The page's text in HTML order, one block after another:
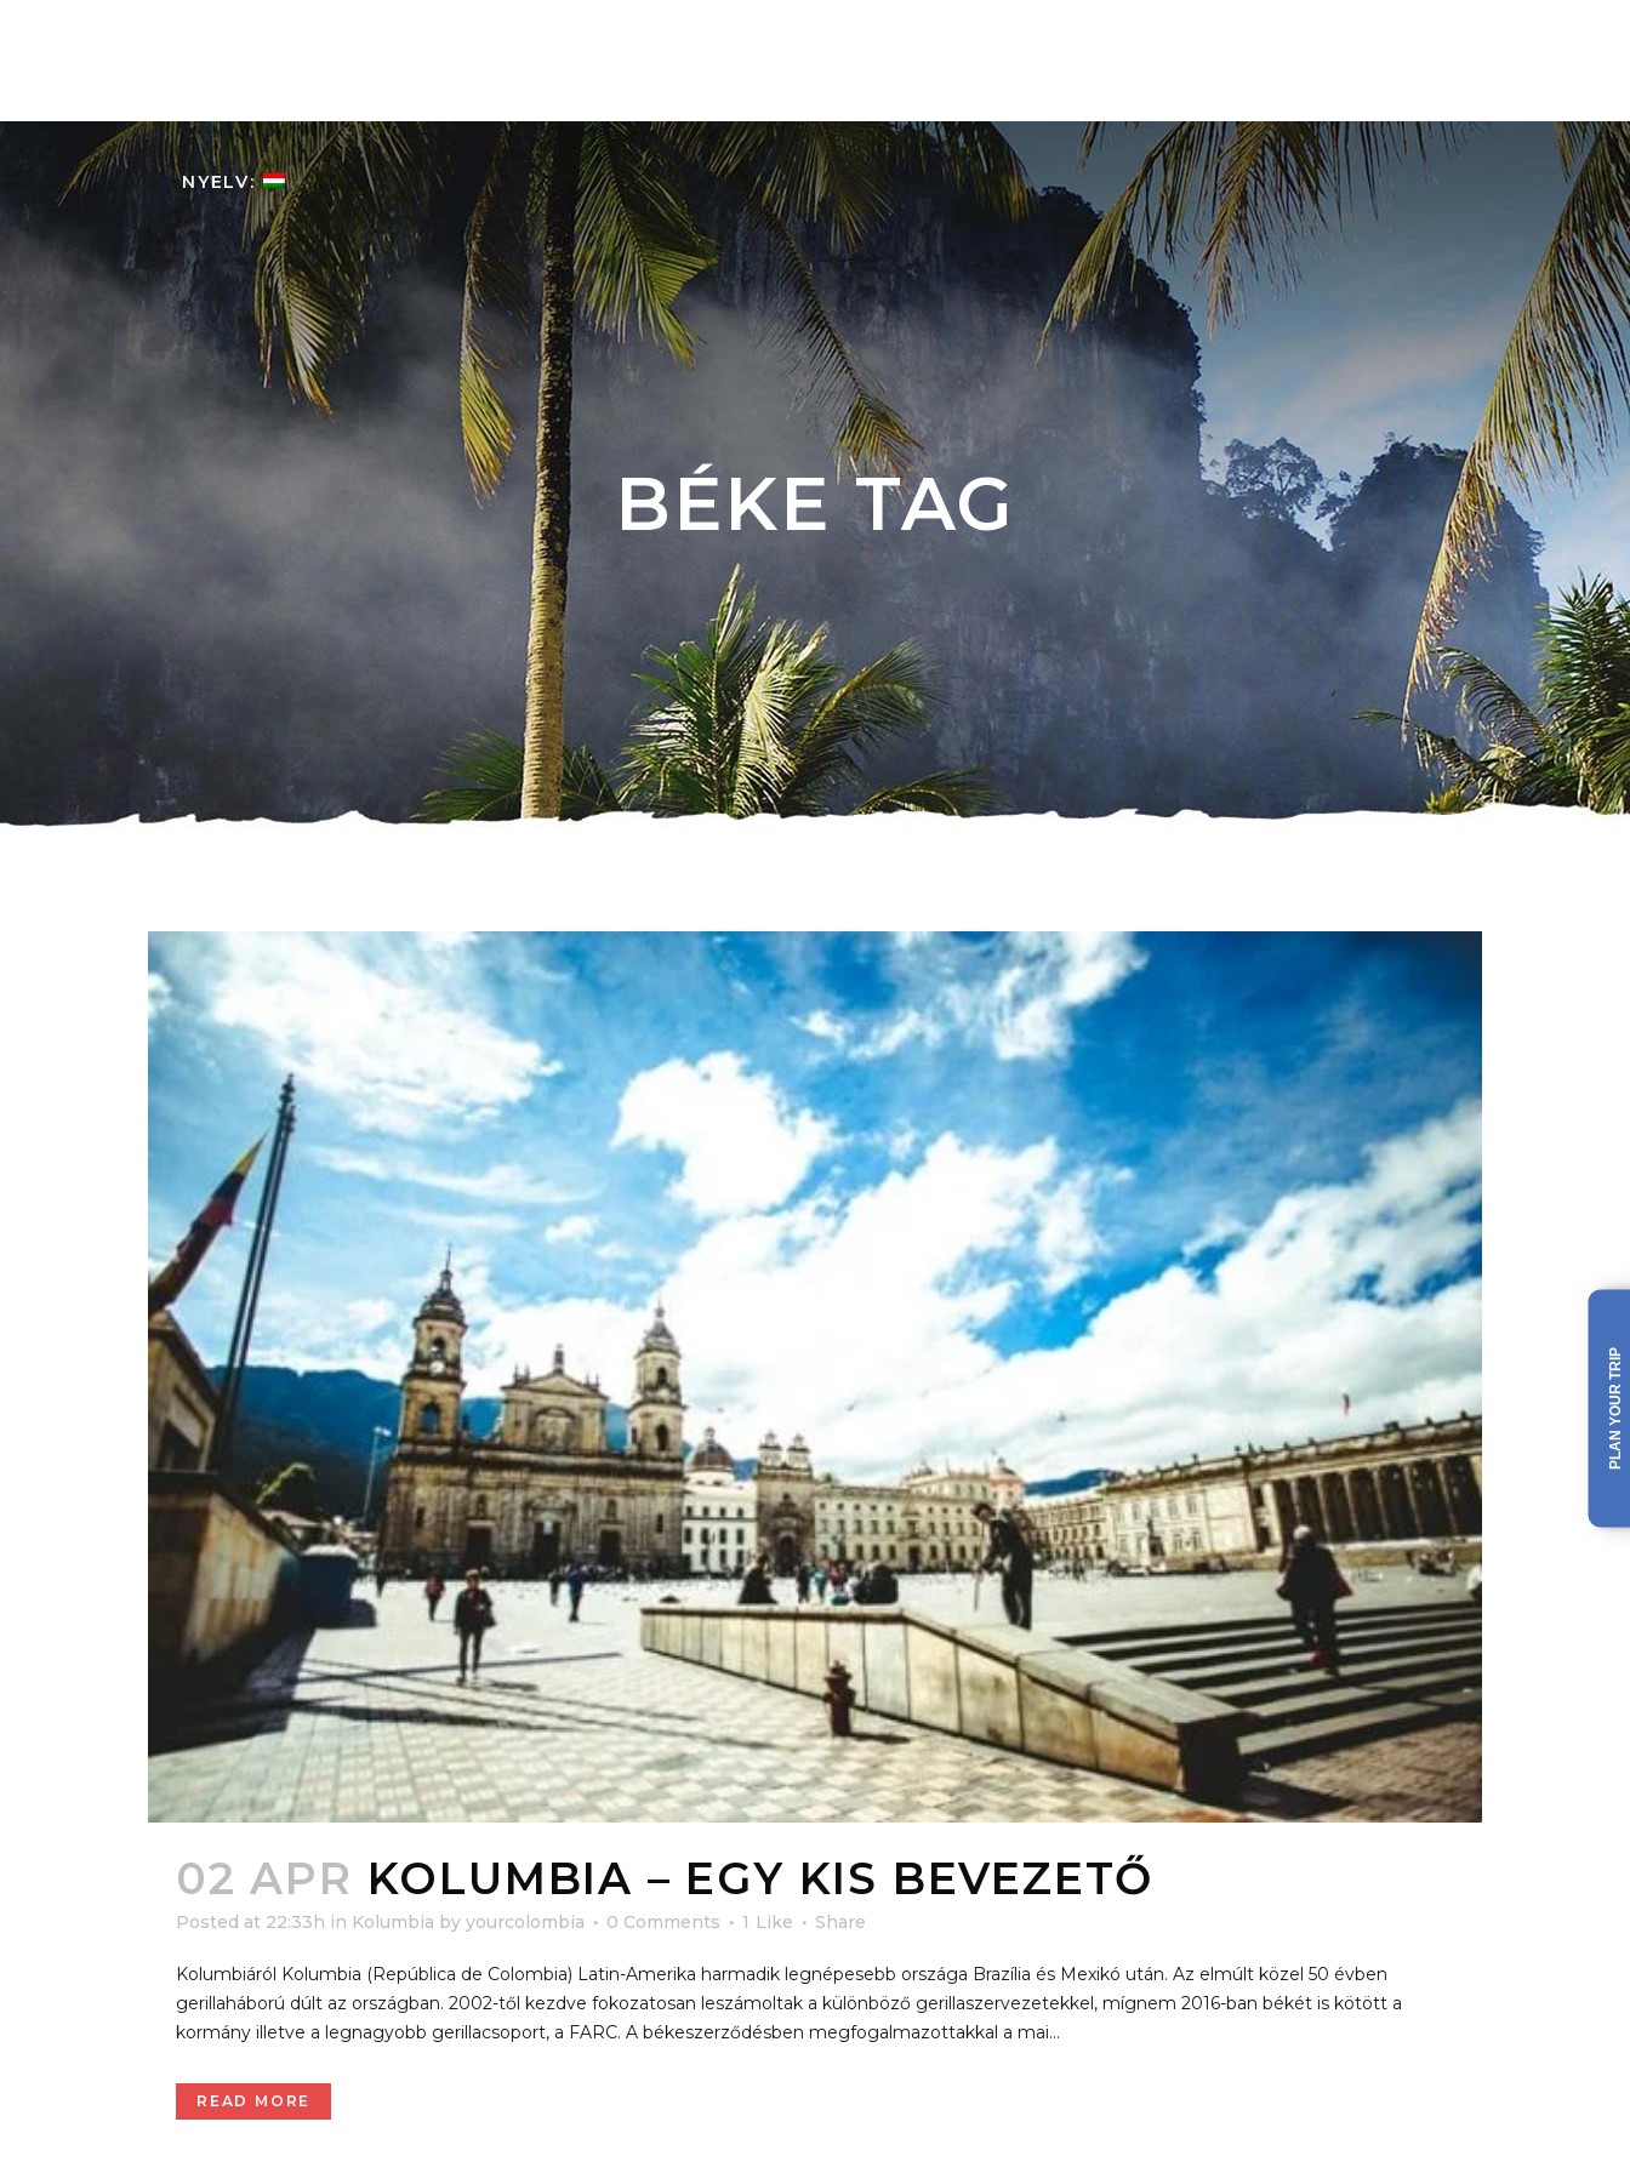
NYELV:
BÉKE TAG
02 APR KOLUMBIA – EGY KIS BEVEZETŐ
Posted at 22:33h in Kolumbia by yourcolombia 0 Comments 1 Like Share
Kolumbiáról Kolumbia (República de Colombia) Latin-Amerika harmadik legnépesebb országa Brazília és Mexikó után. Az elmúlt közel 50 évben
gerillaháború dúlt az országban. 2002-től kezdve fokozatosan leszámoltak a különböző gerillaszervezetekkel, mígnem 2016-ban békét is kötött a
kormány illetve a legnagyobb gerillacsoport, a FARC. A békeszerződésben megfogalmazottakkal a mai...
READ MORE
PLAN YOUR TRIP